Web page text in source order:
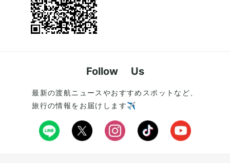
Follow Us
最新の渡航ニュースやおすすめスポットなど、
旅行の情報をお届けします✈️